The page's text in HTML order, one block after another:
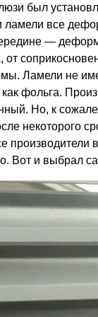
был
ламели все
—
Ламели не
фольга.
Но, к
некоторого
производители
Вот и выбрал